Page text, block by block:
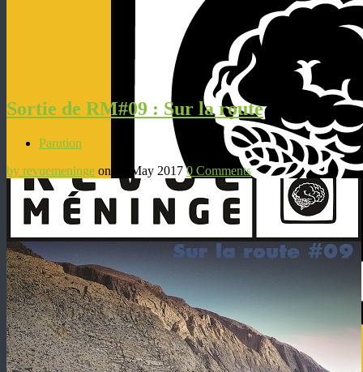
Sortie de RM#09 : Sur la route
Parution
by revuemeninge on 31 May 2017 0 Comments